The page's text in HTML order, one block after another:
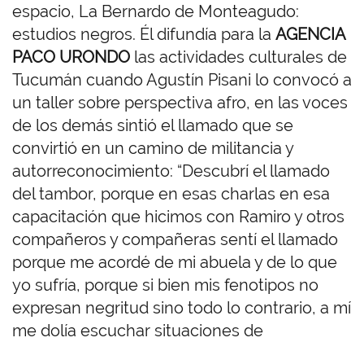
espacio, La Bernardo de Monteagudo:
estudios negros. Él difundía para la AGENCIA
PACO URONDO las actividades culturales de
Tucumán cuando Agustín Pisani lo convocó a
un taller sobre perspectiva afro, en las voces
de los demás sintió el llamado que se
convirtió en un camino de militancia y
autorreconocimiento: “Descubrí el llamado
del tambor, porque en esas charlas en esa
capacitación que hicimos con Ramiro y otros
compañeros y compañeras sentí el llamado
porque me acordé de mi abuela y de lo que
yo sufría, porque si bien mis fenotipos no
expresan negritud sino todo lo contrario, a mí
me dolía escuchar situaciones de